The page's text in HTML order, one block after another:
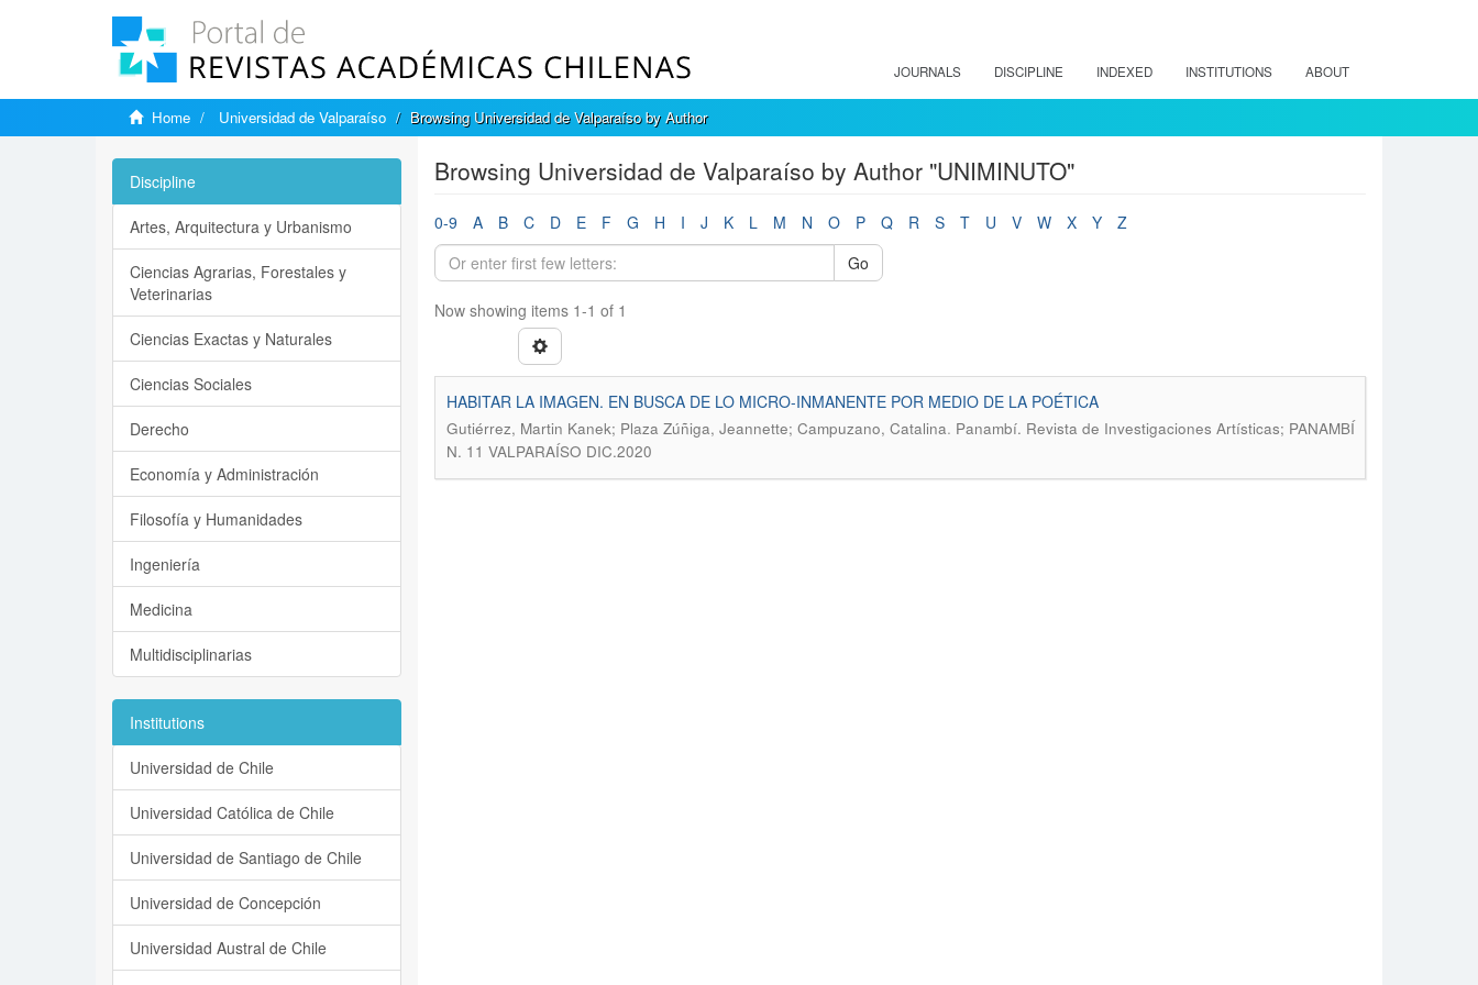
JOURNALS DISCIPLINE INDEXED INSTITUTIONS ABOUT
Home Universidad de Valparaíso Browsing Universidad de Valparaíso by Author
Browsing Universidad de Valparaíso by Author "UNIMINUTO"
0-9 A B C D E F G H I J K L M N O P Q R S T U V W X Y
Z
Go
Now showing items 1-1 of 1
HABITAR LA IMAGEN. EN BUSCA DE LO MICRO-INMANENTE POR MEDIO DE LA POÉTICA
Gutiérrez, Martin Kanek; Plaza Zúñiga, Jeannette; Campuzano, Catalina. Panambí. Revista de Investigaciones Artísticas; PANAMBÍ
N. 11 VALPARAÍSO DIC.2020
Discipline
Artes, Arquitectura y Urbanismo
Ciencias Agrarias, Forestales y
Veterinarias
Ciencias Exactas y Naturales
Ciencias Sociales
Derecho
Economía y Administración
Filosofía y Humanidades
Ingeniería
Medicina
Multidisciplinarias
Institutions
Universidad de Chile
Universidad Católica de Chile
Universidad de Santiago de Chile
Universidad de Concepción
Universidad Austral de Chile